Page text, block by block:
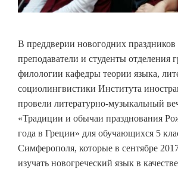
В преддверии новогодних праздников
преподаватели и студенты отделения
филологии кафедры теории языка,
социолингвистики Института
провели литературно-музыкальный
«Традиции и обычаи празднования
года в Греции» для обучающихся 5
Симферополя, которые в сентябре
изучать новогреческий язык в